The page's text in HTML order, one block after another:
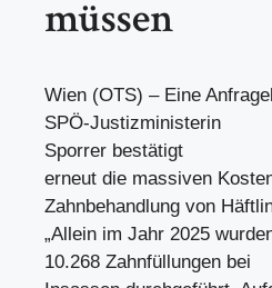
müssen
Wien (OTS) – Eine
SPÖ-Justizministerin
Sporrer bestätigt
erneut die massiven
Zahnbehandlung von
„Allein im Jahr 2025
10.268 Zahnfüllungen bei